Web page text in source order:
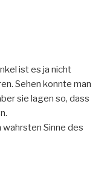
ist es ja nicht
Sehen konnte man
sie lagen so, dass
Sinne des